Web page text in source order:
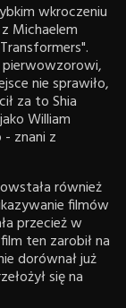
wkroczeniu
Michaelem
pierwowzorowi,
nie sprawiło,
za to Shia
William
- znani z
również
filmów
przecież w
ten zarobił na
dorównał już
się na